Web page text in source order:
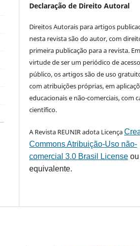
Declaração de Direito Autoral
Direitos Autorais para artigos
nesta revista são do autor, com
primeira publicação para a revista. Em
virtude de ser um periódico de acesso
público, os artigos são de uso
com atribuições próprias, em
educacionais e não-comerciais, com
científico.
A Revista REUNIR adota Licença
Commons Atribuição-Uso não-
comercial 3.0 Brasil License
equivalente.